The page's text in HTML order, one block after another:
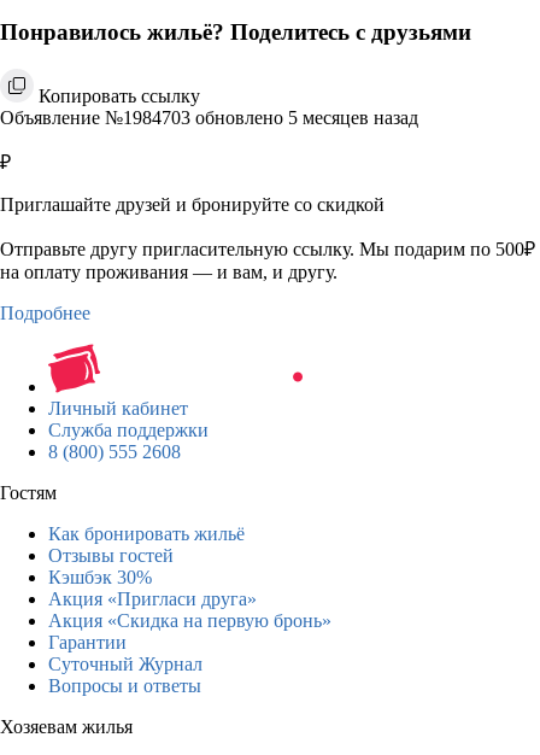
Понравилось жильё? Поделитесь с друзьями
Копировать ссылку
Объявление №1984703 обновлено 5 месяцев назад
₽
Приглашайте друзей и бронируйте со скидкой
Отправьте другу пригласительную ссылку. Мы подарим по 500₽
на оплату проживания — и вам, и другу.
Подробнее
Личный кабинет
Служба поддержки
8 (800) 555 2608
Гостям
Как бронировать жильё
Отзывы гостей
Кэшбэк 30%
Акция «Пригласи друга»
Акция «Скидка на первую бронь»
Гарантии
Суточный Журнал
Вопросы и ответы
Хозяевам жилья